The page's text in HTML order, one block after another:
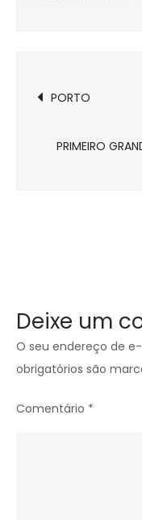
de
PORTO
PRIMEIRO
Deixe um
O seu endereço de
obrigatórios são
Comentário *